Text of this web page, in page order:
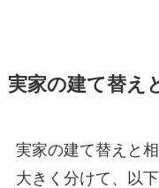
実家の建て替え
実家の建て替えと
大きく分けて、以